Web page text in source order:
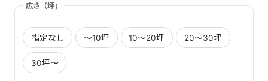
広さ（坪）
指定なし 〜10坪 10〜20坪 20〜30坪
30坪〜